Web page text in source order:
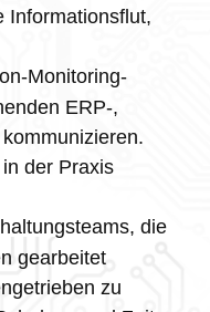
Informationsflut,
Monitoring-
ERP-,
der Praxis
die
gearbeitet
zu